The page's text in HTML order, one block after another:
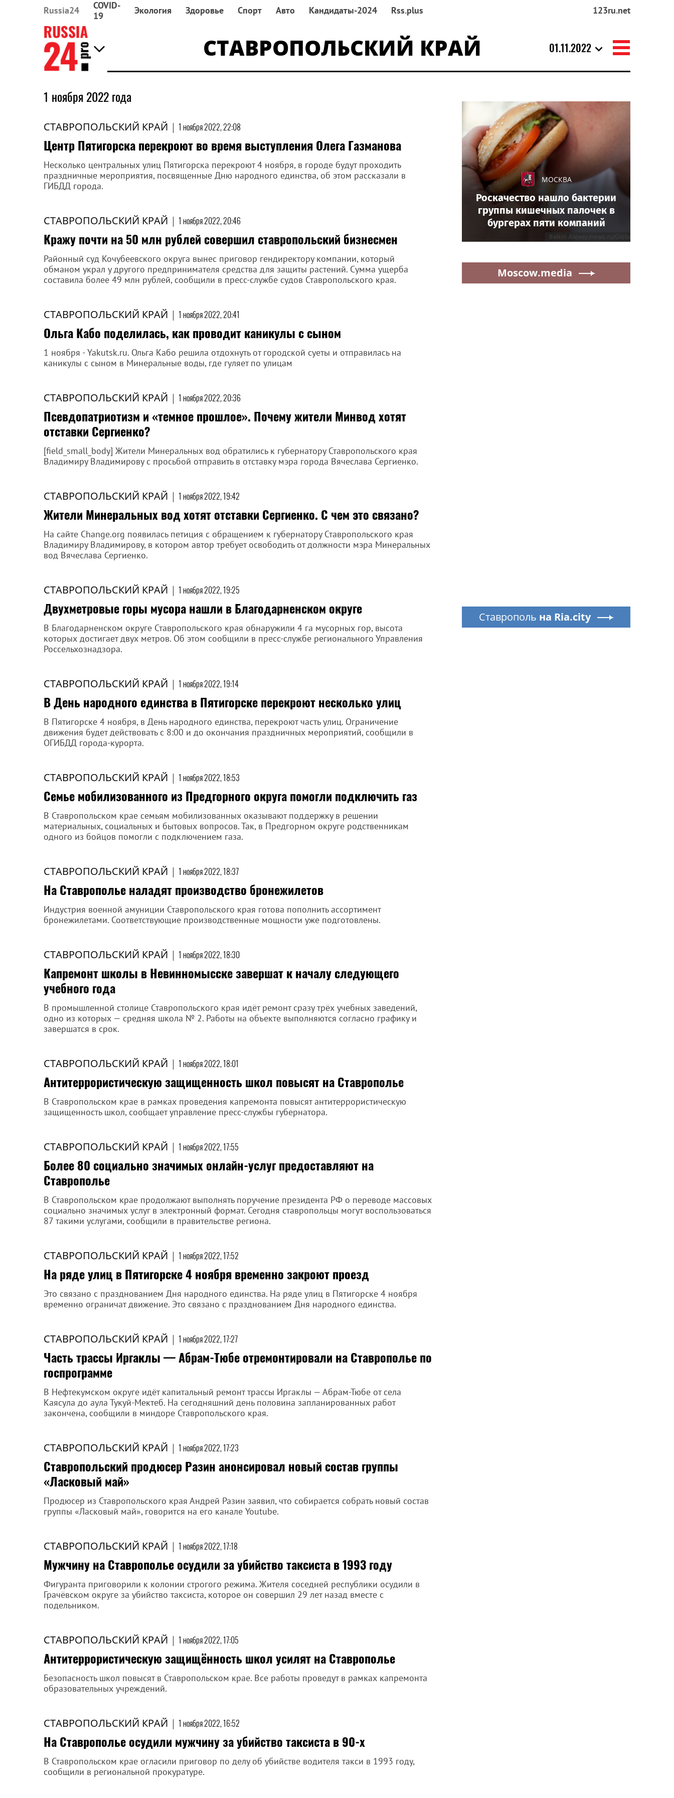
Russia24
COVID-
19
Экология Здоровье Спорт Авто Кандидаты-2024 Rss.plus 123ru.net
СТАВРОПОЛЬСКИЙ КРАЙ 01.11.2022
1 ноября 2022 года
СТАВРОПОЛЬСКИЙ КРАЙ | 1 ноября 2022, 22:08
Центр Пятигорска перекроют во время выступления Олега Газманова
Несколько центральных улиц Пятигорска перекроют 4 ноября, в городе будут проходить
праздничные мероприятия, посвященные Дню народного единства, об этом рассказали в
ГИБДД города.
СТАВРОПОЛЬСКИЙ КРАЙ | 1 ноября 2022, 20:46
Кражу почти на 50 млн рублей совершил ставропольский бизнесмен
Районный суд Кочубеевского округа вынес приговор гендиректору компании, который
обманом украл у другого предпринимателя средства для защиты растений. Сумма ущерба
составила более 49 млн рублей, сообщили в пресс-службе судов Ставропольского края.
СТАВРОПОЛЬСКИЙ КРАЙ | 1 ноября 2022, 20:41
Ольга Кабо поделилась, как проводит каникулы с сыном
1 ноября - Yakutsk.ru. Ольга Кабо решила отдохнуть от городской суеты и отправилась на
каникулы с сыном в Минеральные воды, где гуляет по улицам
СТАВРОПОЛЬСКИЙ КРАЙ | 1 ноября 2022, 20:36
Псевдопатриотизм и «темное прошлое». Почему жители Минвод хотят
отставки Сергиенко?
[field_small_body] Жители Минеральных вод обратились к губернатору Ставропольского края
Владимиру Владимирову с просьбой отправить в отставку мэра города Вячеслава Сергиенко.
СТАВРОПОЛЬСКИЙ КРАЙ | 1 ноября 2022, 19:42
Жители Минеральных вод хотят отставки Сергиенко. С чем это связано?
На сайте Change.org появилась петиция с обращением к губернатору Ставропольского края
Владимиру Владимирову, в котором автор требует освободить от должности мэра Минеральных
вод Вячеслава Сергиенко.
СТАВРОПОЛЬСКИЙ КРАЙ | 1 ноября 2022, 19:25
Двухметровые горы мусора нашли в Благодарненском округе
В Благодарненском округе Ставропольского края обнаружили 4 га мусорных гор, высота
которых достигает двух метров. Об этом сообщили в пресс-службе регионального Управления
Россельхознадзора.
СТАВРОПОЛЬСКИЙ КРАЙ | 1 ноября 2022, 19:14
В День народного единства в Пятигорске перекроют несколько улиц
В Пятигорске 4 ноября, в День народного единства, перекроют часть улиц. Ограничение
движения будет действовать с 8:00 и до окончания праздничных мероприятий, сообщили в
ОГИБДД города-курорта.
СТАВРОПОЛЬСКИЙ КРАЙ | 1 ноября 2022, 18:53
Семье мобилизованного из Предгорного округа помогли подключить газ
В Ставропольском крае семьям мобилизованных оказывают поддержку в решении
материальных, социальных и бытовых вопросов. Так, в Предгорном округе родственникам
одного из бойцов помогли с подключением газа.
СТАВРОПОЛЬСКИЙ КРАЙ | 1 ноября 2022, 18:37
На Ставрополье наладят производство бронежилетов
Индустрия военной амуниции Ставропольского края готова пополнить ассортимент
бронежилетами. Соответствующие производственные мощности уже подготовлены.
СТАВРОПОЛЬСКИЙ КРАЙ | 1 ноября 2022, 18:30
Капремонт школы в Невинномысске завершат к началу следующего
учебного года
В промышленной столице Ставропольского края идёт ремонт сразу трёх учебных заведений,
одно из которых — средняя школа № 2. Работы на объекте выполняются согласно графику и
завершатся в срок.
СТАВРОПОЛЬСКИЙ КРАЙ | 1 ноября 2022, 18:01
Антитеррористическую защищенность школ повысят на Ставрополье
В Ставропольском крае в рамках проведения капремонта повысят антитеррористическую
защищенность школ, сообщает управление пресс-службы губернатора.
СТАВРОПОЛЬСКИЙ КРАЙ | 1 ноября 2022, 17:55
Более 80 социально значимых онлайн-услуг предоставляют на
Ставрополье
В Ставропольском крае продолжают выполнять поручение президента РФ о переводе массовых
социально значимых услуг в электронный формат. Сегодня ставропольцы могут воспользоваться
87 такими услугами, сообщили в правительстве региона.
СТАВРОПОЛЬСКИЙ КРАЙ | 1 ноября 2022, 17:52
На ряде улиц в Пятигорске 4 ноября временно закроют проезд
Это связано с празднованием Дня народного единства. На ряде улиц в Пятигорске 4 ноября
временно ограничат движение. Это связано с празднованием Дня народного единства.
СТАВРОПОЛЬСКИЙ КРАЙ | 1 ноября 2022, 17:27
Часть трассы Иргаклы — Абрам-Тюбе отремонтировали на Ставрополье по
госпрограмме
В Нефтекумском округе идёт капитальный ремонт трассы Иргаклы — Абрам-Тюбе от села
Каясула до аула Тукуй-Мектеб. На сегодняшний день половина запланированных работ
закончена, сообщили в миндоре Ставропольского края.
СТАВРОПОЛЬСКИЙ КРАЙ | 1 ноября 2022, 17:23
Ставропольский продюсер Разин анонсировал новый состав группы
«Ласковый май»
Продюсер из Ставропольского края Андрей Разин заявил, что собирается собрать новый состав
группы «Ласковый май», говорится на его канале Youtube.
СТАВРОПОЛЬСКИЙ КРАЙ | 1 ноября 2022, 17:18
Мужчину на Ставрополье осудили за убийство таксиста в 1993 году
Фигуранта приговорили к колонии строгого режима. Жителя соседней республики осудили в
Грачёвском округе за убийство таксиста, которое он совершил 29 лет назад вместе с
подельником.
СТАВРОПОЛЬСКИЙ КРАЙ | 1 ноября 2022, 17:05
Антитеррористическую защищённость школ усилят на Ставрополье
Безопасность школ повысят в Ставропольском крае. Все работы проведут в рамках капремонта
образовательных учреждений.
СТАВРОПОЛЬСКИЙ КРАЙ | 1 ноября 2022, 16:52
На Ставрополье осудили мужчину за убийство таксиста в 90-х
В Ставропольском крае огласили приговор по делу об убийстве водителя такси в 1993 году,
сообщили в региональной прокуратуре.
МОСКВА
Роскачество нашло бактерии
группы кишечных палочек в
бургерах пяти компаний
Moscow.media
Ставрополь на Ria.city